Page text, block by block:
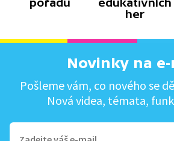
pořadů
edukativních
her
Novinky na
Pošleme vám, co nového se
Nová videa, témata,